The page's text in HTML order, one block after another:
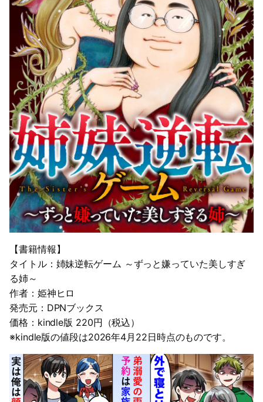
【書籍情報】
タイトル：姉妹逆転ゲーム ～ずっと嫌っていた美しすぎ
る姉～
作者：姫神ヒロ
発売元：DPNブックス
価格：kindle版 220円（税込）
※kindle版の値段は2026年4月22日時点のものです。